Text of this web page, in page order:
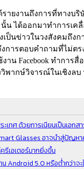
ยงานถึงการที่ทางบริ
นั้น ได้ออกมาทำการเ
เป็นข่าวในวงสังคมถึง
การตอบคำถามที่ไม่ตร
น Facebook ทำการสื่
พากษ์วิจารณ์ในเชิงล
เทศ ด้วยการเนียนเป็นเอก
Glasses อาจนำสู่ปัญหา
รีเอเตอร์มากยิ่งขึ้น
Android 5.0 หรือต่ำกว่าจะ